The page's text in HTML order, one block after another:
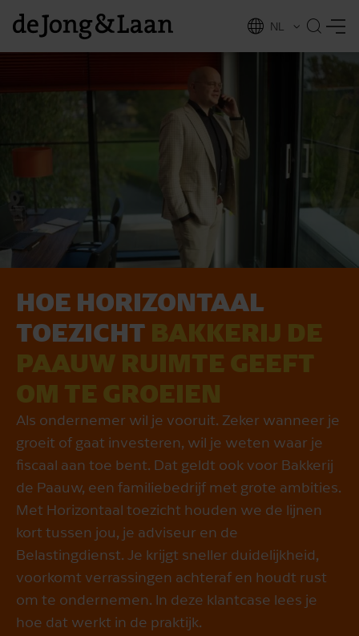
NL
EN
HOE HORIZONTAAL
TOEZICHT BAKKERIJ DE
PAAUW RUIMTE GEEFT
OM TE GROEIEN
Als ondernemer wil je vooruit. Zeker wanneer je
groeit of gaat investeren, wil je weten waar je
fiscaal aan toe bent. Dat geldt ook voor Bakkerij
de Paauw, een familiebedrijf met grote ambities.
Met Horizontaal toezicht houden we de lijnen
kort tussen jou, je adviseur en de
Belastingdienst. Je krijgt sneller duidelijkheid,
voorkomt verrassingen achteraf en houdt rust
om te ondernemen. In deze klantcase lees je
hoe dat werkt in de praktijk.